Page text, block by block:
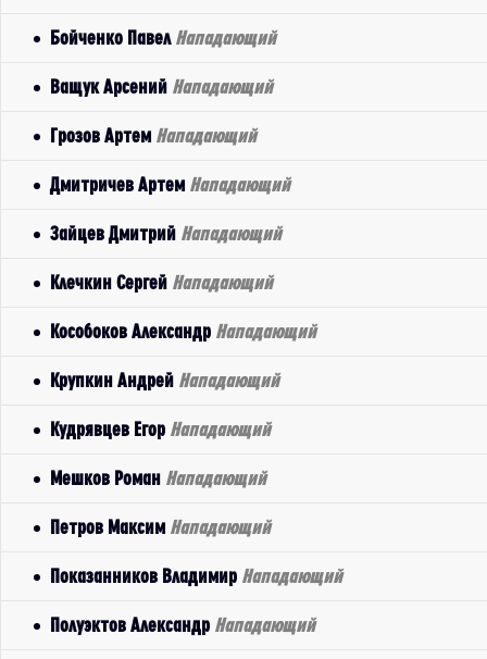
Бойченко Павел Нападающий
Ващук Арсений Нападающий
Грозов Артем Нападающий
Дмитричев Артем Нападающий
Зайцев Дмитрий Нападающий
Клечкин Сергей Нападающий
Кособоков Александр Нападающий
Крупкин Андрей Нападающий
Кудрявцев Егор Нападающий
Мешков Роман Нападающий
Петров Максим Нападающий
Показанников Владимир Нападающий
Полуэктов Александр Нападающий